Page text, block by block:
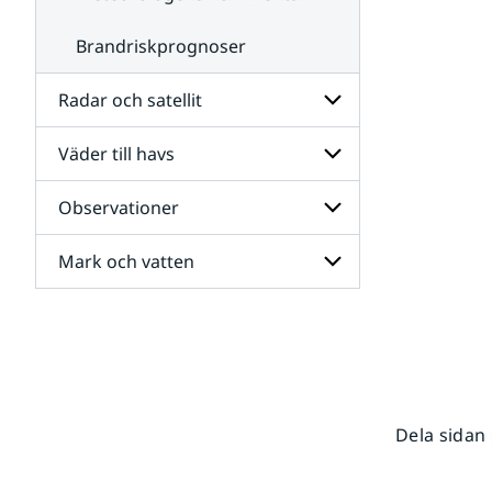
Brandriskprognoser
Radar och satellit
Undersidor
för
Radar
och
satellit
Väder till havs
Undersidor
för
Väder
till
havs
Observationer
Undersidor
för
Mark och vatten
Dela sidan